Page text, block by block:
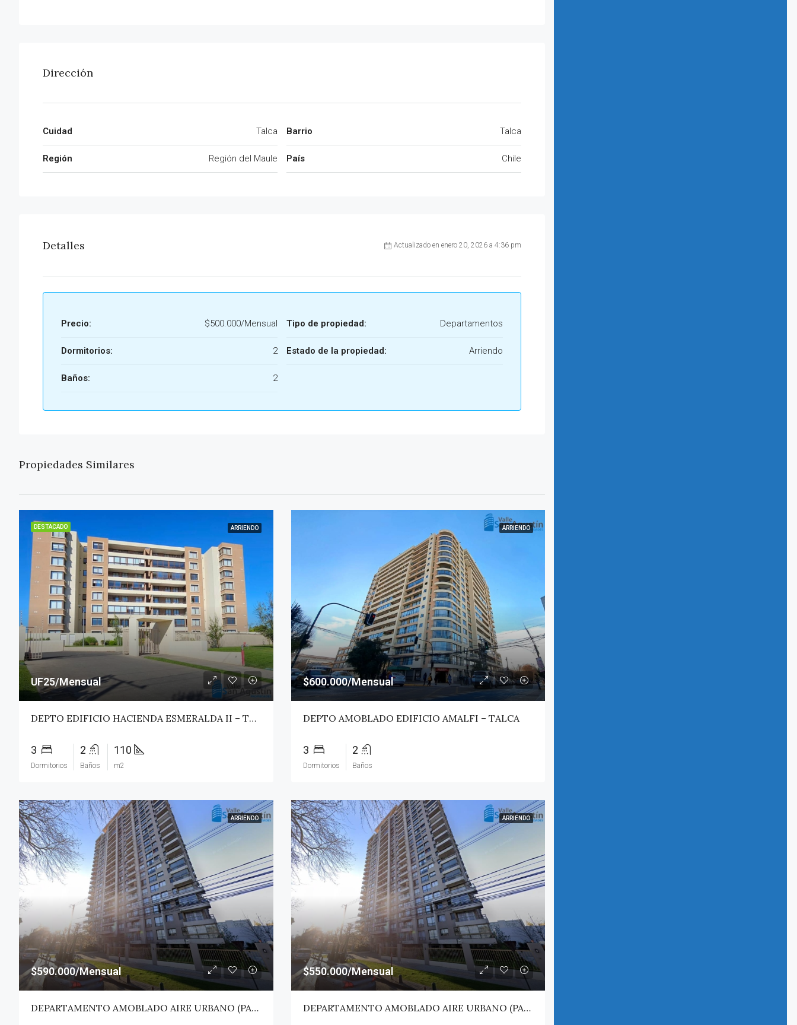
Dirección
Cuidad Talca
Región Región del Maule
Barrio Talca
País Chile
Detalles Actualizado en enero 20, 2026 a 4:36 pm
Precio: $500.000/Mensual
Dormitorios: 2
Baños: 2
Tipo de propiedad: Departamentos
Estado de la propiedad: Arriendo
Propiedades Similares
DESTACADO ARRIENDO
UF25/Mensual
DEPTO EDIFICIO HACIENDA ESMERALDA II – TALCA
3
Dormitorios
2
Baños
110
m2
ARRIENDO
$600.000/Mensual
DEPTO AMOBLADO EDIFICIO AMALFI – TALCA
3
Dormitorios
2
Baños
ARRIENDO
$590.000/Mensual
DEPARTAMENTO AMOBLADO AIRE URBANO (PAZ) – TALCA
ARRIENDO
$550.000/Mensual
DEPARTAMENTO AMOBLADO AIRE URBANO (PAZ) – TALCA